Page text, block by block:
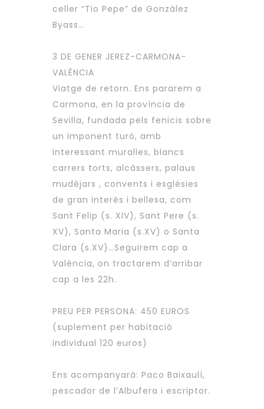
celler “Tio Pepe” de Gonzàlez
Byass…
3 DE GENER JEREZ-CARMONA-
VALÈNCIA
Viatge de retorn. Ens pararem a
Carmona, en la província de
Sevilla, fundada pels fenicis sobre
un imponent turó, amb
interessant muralles, blancs
carrers torts, alcàssers, palaus
mudèjars , convents i esglésies
de gran interès i bellesa, com
Sant Felip (s. XIV), Sant Pere (s.
XV), Santa Maria (s.XV) o Santa
Clara (s.XV)…Seguirem cap a
València, on tractarem d’arribar
cap a les 22h.
PREU PER PERSONA: 450 EUROS
(suplement per habitació
individual 120 euros)
Ens acompanyarà: Paco Baixaulí,
pescador de l’Albufera i escriptor.